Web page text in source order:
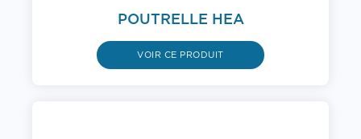
POUTRELLE HEA
VOIR CE PRODUIT